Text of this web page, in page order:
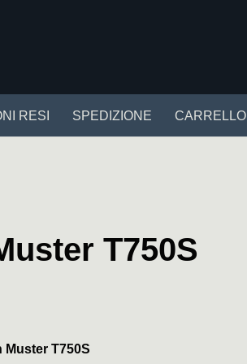
RESI SPEDIZIONE CARRELLO
T750S
T750S